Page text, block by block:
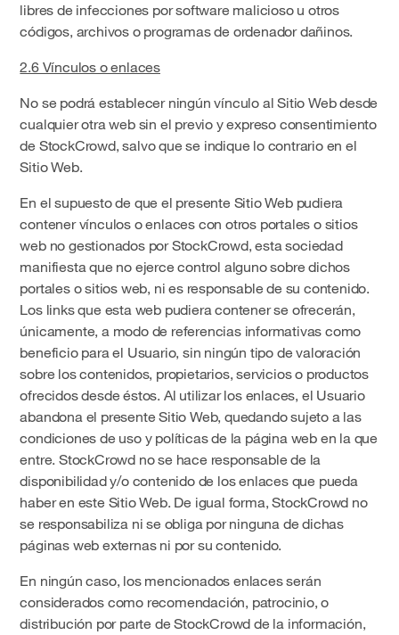
libres de infecciones por software malicioso u otros
códigos, archivos o programas de ordenador dañinos.
2.6 Vínculos o enlaces
No se podrá establecer ningún vínculo al Sitio Web desde
cualquier otra web sin el previo y expreso consentimiento
de StockCrowd, salvo que se indique lo contrario en el
Sitio Web.
En el supuesto de que el presente Sitio Web pudiera
contener vínculos o enlaces con otros portales o sitios
web no gestionados por StockCrowd, esta sociedad
manifiesta que no ejerce control alguno sobre dichos
portales o sitios web, ni es responsable de su contenido.
Los links que esta web pudiera contener se ofrecerán,
únicamente, a modo de referencias informativas como
beneficio para el Usuario, sin ningún tipo de valoración
sobre los contenidos, propietarios, servicios o productos
ofrecidos desde éstos. Al utilizar los enlaces, el Usuario
abandona el presente Sitio Web, quedando sujeto a las
condiciones de uso y políticas de la página web en la que
entre. StockCrowd no se hace responsable de la
disponibilidad y/o contenido de los enlaces que pueda
haber en este Sitio Web. De igual forma, StockCrowd no
se responsabiliza ni se obliga por ninguna de dichas
páginas web externas ni por su contenido.
En ningún caso, los mencionados enlaces serán
considerados como recomendación, patrocinio, o
distribución por parte de StockCrowd de la información,